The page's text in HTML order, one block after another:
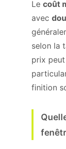
Le coût
avec
selon la
prix
finition